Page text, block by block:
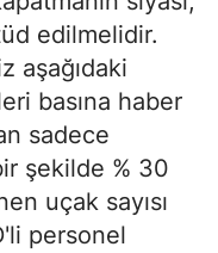
edilmelidir.
aşağıdaki
basına haber
sadece
şekilde % 30
uçak sayısı
personel